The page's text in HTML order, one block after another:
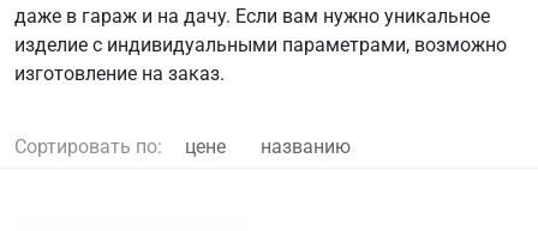
даже в гараж и на дачу. Если вам нужно уникальное
изделие с индивидуальными параметрами, возможно
изготовление на заказ.
Сортировать по: цене названию